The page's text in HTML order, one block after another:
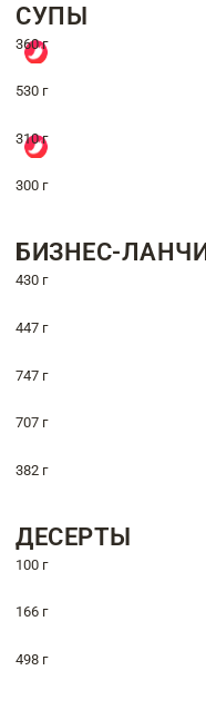
СУПЫ
360 г
530 г
310 г
300 г
БИЗНЕС-ЛАНЧИ
430 г
447 г
747 г
707 г
382 г
ДЕСЕРТЫ
100 г
166 г
498 г